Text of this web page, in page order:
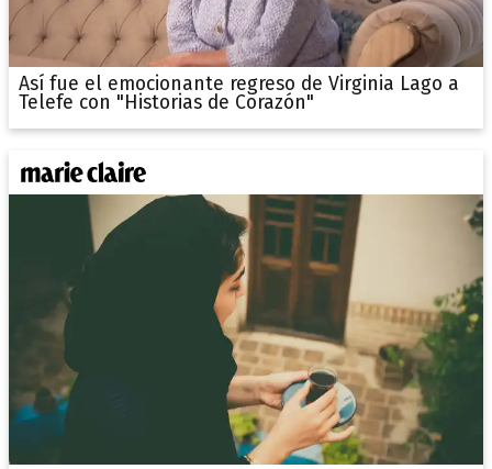
Así fue el emocionante regreso de Virginia Lago a
Telefe con "Historias de Corazón"